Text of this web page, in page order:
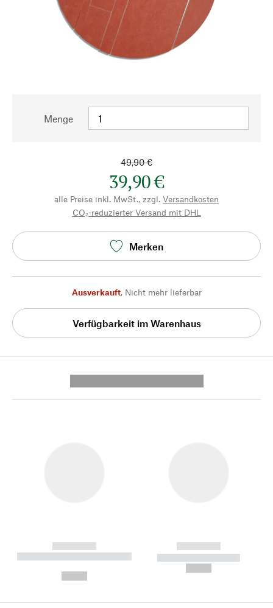
Menge
49,90 €
39,90 €
alle Preise inkl. MwSt., zzgl. Versandkosten
CO₂-reduzierter Versand mit DHL
Merken
Ausverkauft, Nicht mehr lieferbar
Verfügbarkeit im Warenhaus
------------
----------- ----------- --------
------------
----------- -----------